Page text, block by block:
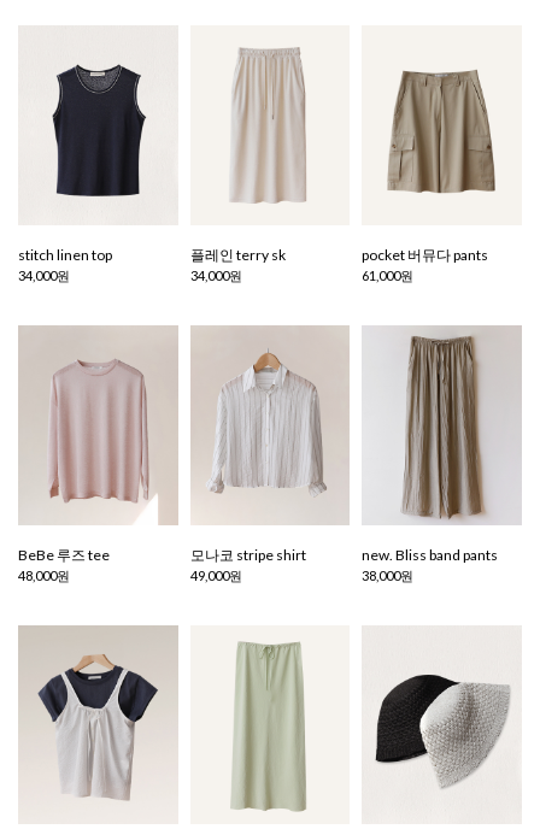
stitch linen top
34,000원
플레인 terry sk
34,000원
pocket 버뮤다 pants
61,000원
BeBe 루즈 tee
48,000원
모나코 stripe shirt
49,000원
new. Bliss band pants
38,000원